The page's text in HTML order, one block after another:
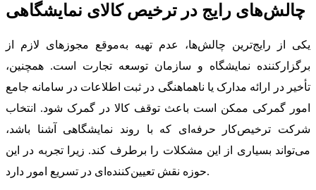
چالش‌های رایج در ترخیص کالای نمایشگاهی
یکی از رایج‌ترین چالش‌ها، عدم تهیه به‌موقع مجوزهای لازم از
برگزارکننده نمایشگاه و سازمان توسعه تجارت است. همچنین،
تأخیر در ارائه مدارک یا ناهماهنگی در ثبت اطلاعات در سامانه جامع
امور گمرکی ممکن است باعث توقف کالا در گمرک شود. انتخاب
شرکت ترخیص‌کار حرفه‌ای که با روند نمایشگاهی آشنا باشد،
می‌تواند بسیاری از این مشکلات را برطرف کند. زیرا تجربه در این
حوزه نقش تعیین‌کننده‌ای در تسریع امور دارد.